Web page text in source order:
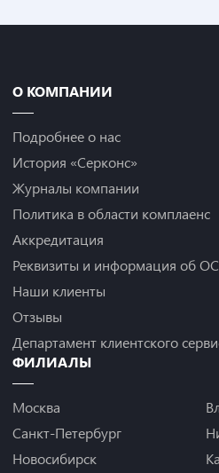
О КОМПАНИИ
Подробнее о нас
История «Серконс»
Журналы компании
Политика в области комплаенс
Аккредитация
Реквизиты и информация об
Наши клиенты
Отзывы
Департамент клиентского
ФИЛИАЛЫ
Москва
Санкт-Петербург
Новосибирск